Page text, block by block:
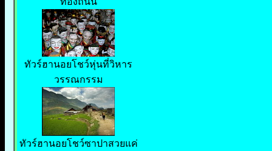
ทัวร์ฮานอยโชว์หุ่นที่วิหาร
วรรณกรรม
ทัวร์ฮานอยโชว์ซาปาสวยแค่